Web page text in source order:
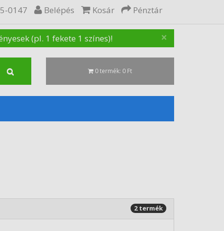
0147 Belépés Kosár Pénztár
×
(pl. 1 fekete 1 színes)!
0 termék: 0 Ft
2 termék